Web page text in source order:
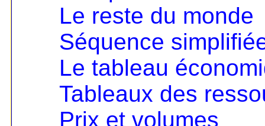
Le reste du monde
Séquence
Le tableau
Tableaux des
Prix et volumes